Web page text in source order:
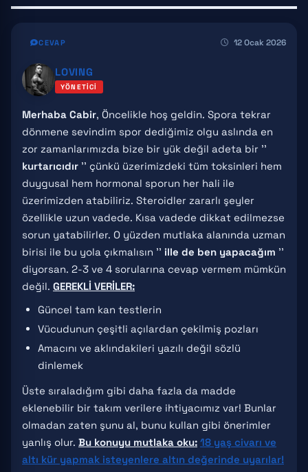
CEVAP 12 Ocak 2026
LOVING
YÖNETICI
Merhaba Cabir, Öncelikle hoş geldin. Spora tekrar
dönmene sevindim spor dediğimiz olgu aslında en
zor zamanlarımızda bize bir yük değil adeta bir ''
kurtarıcıdır '' çünkü üzerimizdeki tüm toksinleri hem
duygusal hem hormonal sporun her hali ile
üzerimizden atabiliriz. Steroidler zararlı şeyler
özellikle uzun vadede. Kısa vadede dikkat edilmezse
sorun yatabilirler. O yüzden mutlaka alanında uzman
birisi ile bu yola çıkmalısın '' ille de ben yapacağım ''
diyorsan. 2-3 ve 4 sorularına cevap vermem mümkün
değil. GEREKLİ VERİLER:
Güncel tam kan testlerin
Vücudunun çeşitli açılardan çekilmiş pozları
Amacını ve aklındakileri yazılı değil sözlü
dinlemek
Üste sıraladığım gibi daha fazla da madde
eklenebilir bir takım verilere ihtiyacımız var! Bunlar
olmadan zaten şunu al, bunu kullan gibi önerimler
yanlış olur. Bu konuyu mutlaka oku: 18 yaş civarı ve
altı kür yapmak isteyenlere altın değerinde uyarılar!